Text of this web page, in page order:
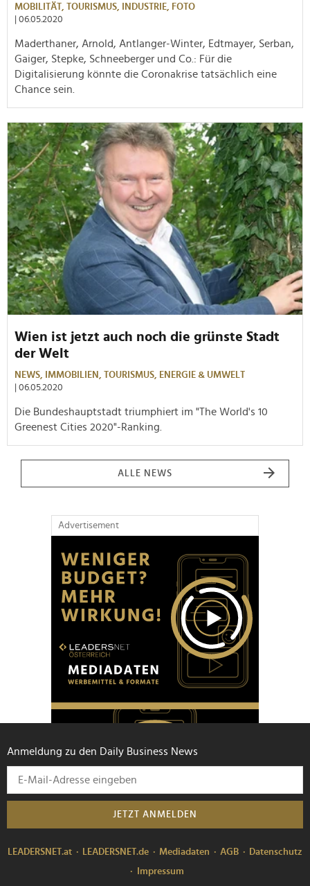
MOBILITÄT, TOURISMUS, INDUSTRIE,
FOTO
| 06.05.2020
Maderthaner, Arnold, Antlanger-Winter, Edtmayer, Serban,
Gaiger, Stepke, Schneeberger und Co.: Für die
Digitalisierung könnte die Coronakrise tatsächlich eine
Chance sein.
Wien ist jetzt auch noch die grünste Stadt
der Welt
NEWS, IMMOBILIEN, TOURISMUS,
ENERGIE & UMWELT
| 06.05.2020
Die Bundeshauptstadt triumphiert im "The World's 10
Greenest Cities 2020"-Ranking.
ALLE NEWS
Advertisement
Anmeldung zu den Daily Business News
JETZT ANMELDEN
LEADERSNET.at LEADERSNET.de Mediadaten AGB
Datenschutz
Impressum